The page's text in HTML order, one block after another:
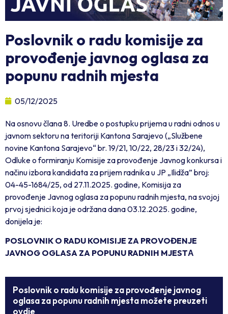
Poslovnik o radu komisije za
provođenje javnog oglasa za
popunu radnih mjesta
05/12/2025
Na osnovu člana 8. Uredbe o postupku prijema u radni odnos u
javnom sektoru na teritoriji Kantona Sarajevo („Službene
novine Kantona Sarajevo“ br. 19/21, 10/22, 28/23 i 32/24),
Odluke o formiranju Komisije za provođenje Javnog konkursa i
načinu izbora kandidata za prijem radnika u JP „Ilidža” broj:
04-45-1684/25, od 27.11.2025. godine, Komisija za
provođenje Javnog oglasa za popunu radnih mjesta, na svojoj
prvoj sjednici koja je održana dana 03.12.2025. godine,
donijela je:
POSLOVNIK O RADU KOMISIJE ZA PROVOĐENJE
JAVNOG OGLASA ZA POPUNU RADNIH MJESTА
Poslovnik o radu komisije za provođenje javnog
oglasa za popunu radnih mjesta možete preuzeti
ovdje